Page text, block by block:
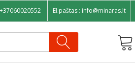
+37060020552 El.paštas : info@minaras.lt